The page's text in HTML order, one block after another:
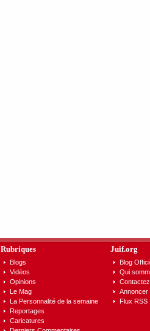
Rubriques
Blogs
Vidéos
Opinions
Le Mag
La Personnalité de la semaine
Reportages
Caricatures
Juif.org
Blog
Qui
Annoncer
Flux RSS